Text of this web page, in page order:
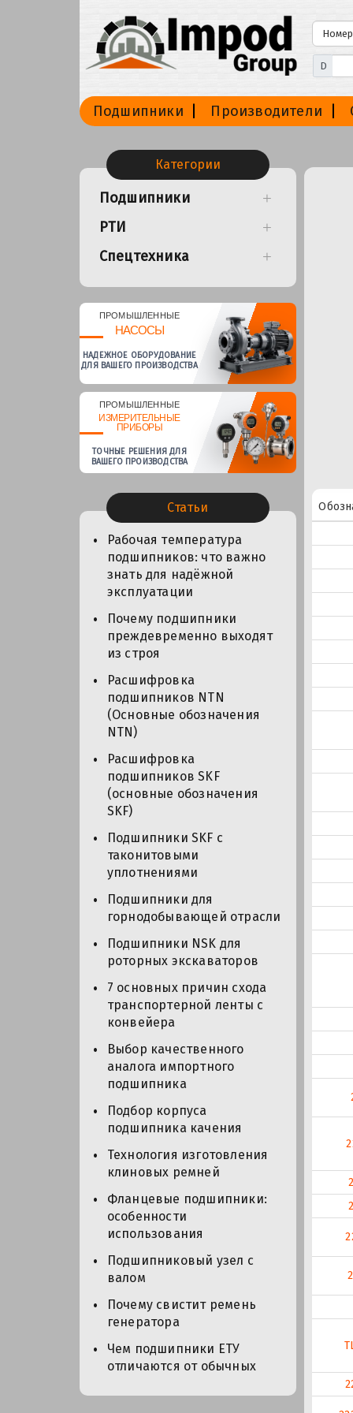
D
Подшипники Производители
Категории
Подшипники
РТИ
Спецтехника
ПРОМЫШЛЕННЫЕ
НАСОСЫ
НАДЕЖНОЕ ОБОРУДОВАНИЕ
ДЛЯ ВАШЕГО ПРОИЗВОДСТВА
ПРОМЫШЛЕННЫЕ
ИЗМЕРИТЕЛЬНЫЕ
ПРИБОРЫ
ТОЧНЫЕ РЕШЕНИЯ ДЛЯ
ВАШЕГО ПРОИЗВОДСТВА
Статьи
Рабочая температура
подшипников: что важно
знать для надёжной
эксплуатации
Почему подшипники
преждевременно выходят
из строя
Расшифровка
подшипников NTN
(Основные обозначения
NTN)
Расшифровка
подшипников SKF
(основные обозначения
SKF)
Подшипники SKF с
таконитовыми
уплотнениями
Подшипники для
горнодобывающей отрасли
Подшипники NSK для
роторных экскаваторов
7 основных причин схода
транспортерной ленты с
конвейера
Выбор качественного
аналога импортного
подшипника
Подбор корпуса
подшипника качения
Технология изготовления
клиновых ремней
Фланцевые подшипники:
особенности
использования
Подшипниковый узел с
валом
Почему свистит ремень
генератора
Чем подшипники ЕТУ
отличаются от обычных